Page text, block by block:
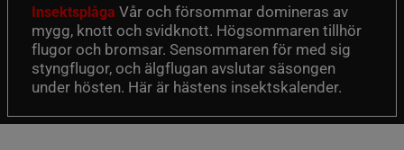
Insektsplåga Vår och försommar domineras av
mygg, knott och svidknott. Högsommaren tillhör
flugor och bromsar. Sensommaren för med sig
styngflugor, och älgflugan avslutar säsongen
under hösten. Här är hästens insektskalender.